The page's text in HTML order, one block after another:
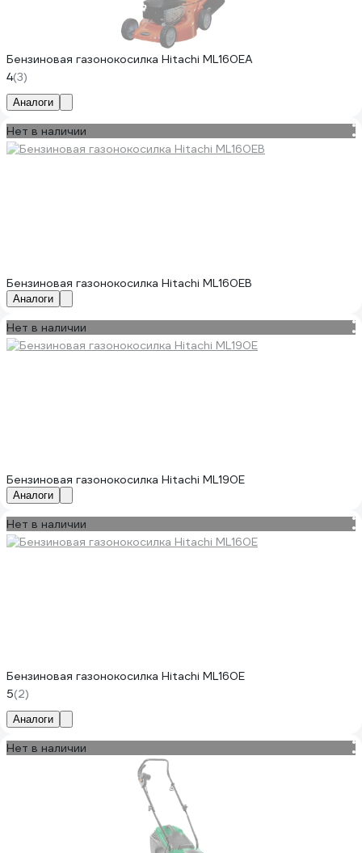
Бензиновая газонокосилка Hitachi ML160EA
4(3)
Аналоги
Нет в наличии
Бензиновая газонокосилка Hitachi ML160EB
Аналоги
Нет в наличии
Бензиновая газонокосилка Hitachi ML190E
Аналоги
Нет в наличии
Бензиновая газонокосилка Hitachi ML160E
5(2)
Аналоги
Нет в наличии